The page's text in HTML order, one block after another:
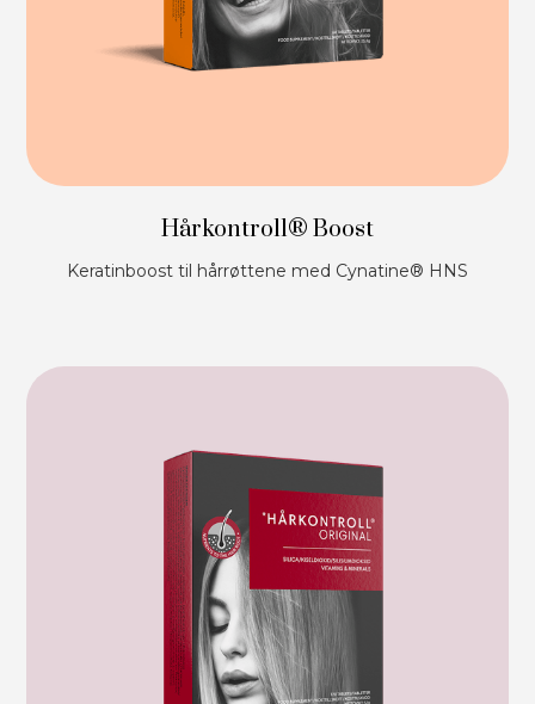
Hårkontroll® Boost
Keratinboost til hårrøttene med Cynatine® HNS